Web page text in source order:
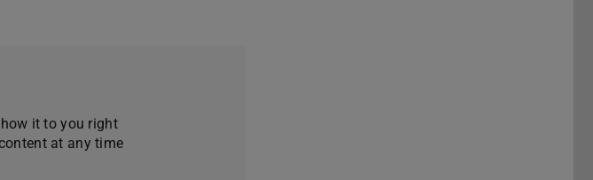
it to you right
at any time